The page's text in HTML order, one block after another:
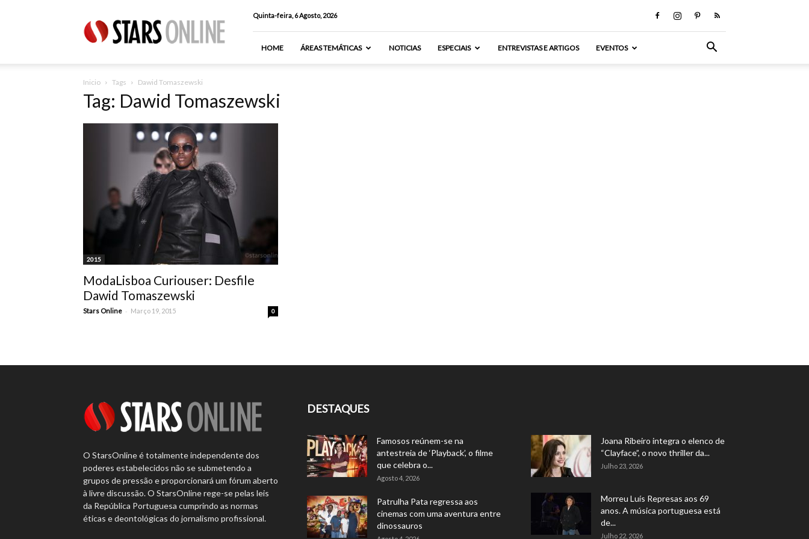
Online
Quinta-feira, 6 Agosto, 2026
HOME ÁREAS TEMÁTICAS NOTICIAS ESPECIAIS ENTREVISTAS E ARTIGOS EVENTOS
Inicio Tags Dawid Tomaszewski
Tag: Dawid Tomaszewski
2015
ModaLisboa Curiouser: Desfile
Dawid Tomaszewski
Stars Online - Março 19, 2015 0
O StarsOnline é totalmente independente dos
poderes estabelecidos não se submetendo a
grupos de pressão e proporcionará um fórum aberto
à livre discussão. O StarsOnline rege-se pelas leis
da República Portuguesa cumprindo as normas
éticas e deontológicas do jornalismo profissional.
DESTAQUES
Famosos reúnem-se na
antestreia de ‘Playback’, o filme
que celebra o...
Agosto 4, 2026
Patrulha Pata regressa aos
cinemas com uma aventura entre
dinossauros
Joana Ribeiro integra o elenco de
“Clayface”, o novo thriller da...
Julho 23, 2026
Morreu Luís Represas aos 69
anos. A música portuguesa está
de...
Julho 22, 2026